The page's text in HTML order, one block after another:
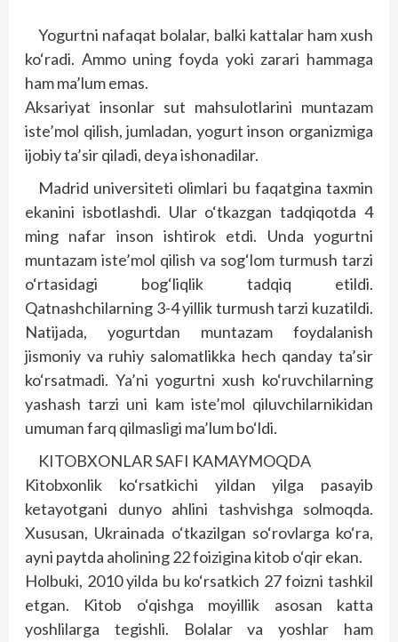
Yogurtni nafaqat bolalar, balki kattalar ham xush
ko‘radi. Ammo uning foyda yoki zarari hammaga
ham ma’lum emas.
Aksariyat insonlar sut mahsulotlarini muntazam
iste’mol qilish, jumladan, yogurt inson organizmiga
ijobiy ta’sir qiladi, deya ishonadilar.
Madrid universiteti olimlari bu faqatgina taxmin
ekanini isbotlashdi. Ular o‘tkazgan tadqiqotda 4
ming nafar inson ishtirok etdi. Unda yogurtni
muntazam iste’mol qilish va sog‘lom turmush tarzi
o‘rtasidagi bog‘liqlik tadqiq etildi.
Qatnashchilarning 3-4 yillik turmush tarzi kuzatildi.
Natijada, yogurtdan muntazam foydalanish
jismoniy va ruhiy salomatlikka hech qanday ta’sir
ko‘rsatmadi. Ya’ni yogurtni xush ko‘ruvchilarning
yashash tarzi uni kam iste’mol qiluvchilarnikidan
umuman farq qilmasligi ma’lum bo‘ldi.
KITOBXONLAR SAFI KAMAYMOQDA
Kitobxonlik ko‘rsatkichi yildan yilga pasayib
ketayotgani dunyo ahlini tashvishga solmoqda.
Xususan, Ukrainada o‘tkazilgan so‘rovlarga ko‘ra,
ayni paytda aholining 22 foizigina kitob o‘qir ekan.
Holbuki, 2010 yilda bu ko‘rsatkich 27 foizni tashkil
etgan. Kitob o‘qishga moyillik asosan katta
yoshlilarga tegishli. Bolalar va yoshlar ham